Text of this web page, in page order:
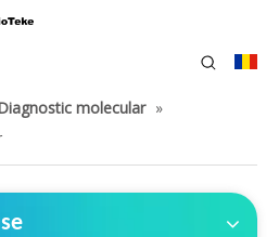
molecular »